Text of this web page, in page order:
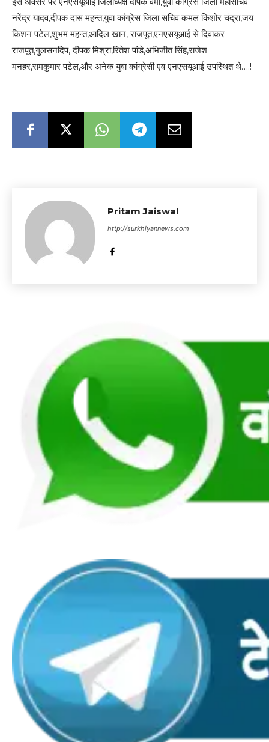
नरेंद्र यादव,दीपक दास महन्त,युवा कांग्रेस जिला सचिव कमल किशोर चंद्रा,जय
किशन पटेल,शुभम महन्त,आदिल खान, राजपूत,एनएसयूआई से दिवाकर
राजपूत,गुलसनदिप, दीपक मिश्रा,रितेश पांडे,अभिजीत सिंह,राजेश
मनहर,रामकुमार पटेल,और अनेक युवा कांग्रेसी एव एनएसयूआई उपस्थित थे….!
Pritam Jaiswal
http://surkhiyannews.com